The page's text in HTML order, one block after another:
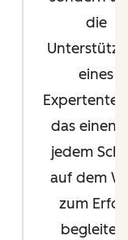
die
eines
das einen
jedem
auf dem
zum
begleitet.